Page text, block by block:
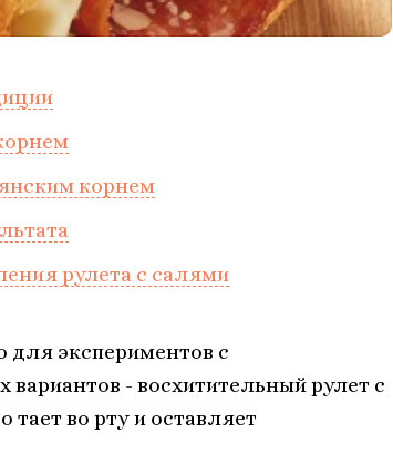
корнем
рулета с салями
для экспериментов с
- восхитительный рулет с
тает во рту и оставляет